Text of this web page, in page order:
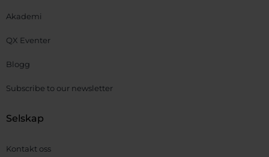
Akademi
QX Eventer
Blogg
Subscribe to our newsletter
Selskap
Kontakt oss